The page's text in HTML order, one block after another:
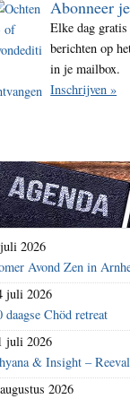
Abonneer je
Elke dag gratis
berichten op
in je mailbox.
Inschrijven »
2026
Avond Zen in
juli 2026
daagse Chöd retreat
juli 2026
& Insight –
2026